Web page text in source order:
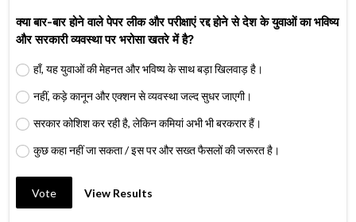
क्या बार-बार होने वाले पेपर लीक और परीक्षाएं रद्द होने से देश के युवाओं का भविष्य
और सरकारी व्यवस्था पर भरोसा खतरे में है?
हाँ, यह युवाओं की मेहनत और भविष्य के साथ बड़ा खिलवाड़ है।
नहीं, कड़े कानून और एक्शन से व्यवस्था जल्द सुधर जाएगी।
सरकार कोशिश कर रही है, लेकिन कमियां अभी भी बरकरार हैं।
कुछ कहा नहीं जा सकता / इस पर और सख्त फैसलों की जरूरत है।
Vote View Results